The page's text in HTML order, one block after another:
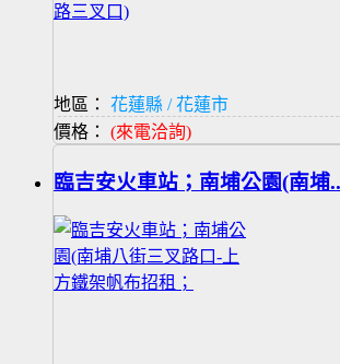
地區：
花蓮縣 / 花蓮市
價格： (來電洽詢)
臨吉安火車站；南埔公園(南埔